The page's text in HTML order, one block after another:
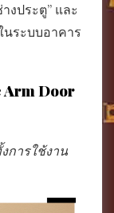
งประตู” และ
นระบบอาคาร
Arm Door
การใช้งาน